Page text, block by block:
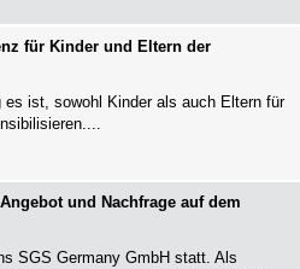
für Kinder und Eltern der
ist, sowohl Kinder als auch Eltern für
und Nachfrage auf dem
SGS Germany GmbH statt. Als